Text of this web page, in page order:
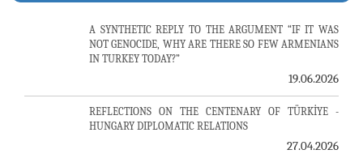
A SYNTHETIC REPLY TO THE ARGUMENT “IF IT WAS
NOT GENOCIDE, WHY ARE THERE SO FEW ARMENIANS
IN TURKEY TODAY?”
19.06.2026
REFLECTIONS ON THE CENTENARY OF TÜRKİYE -
HUNGARY DIPLOMATIC RELATIONS
27.04.2026